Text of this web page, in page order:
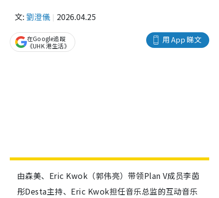
文: 劉澄儀 2026.04.25
用 App 睇文
在Google追蹤
《UHK 港生活》
由森美、Eric Kwok（郭伟亮）带领Plan V成员李茵
彤Desta主持、Eric Kwok担任音乐总监的互动音乐